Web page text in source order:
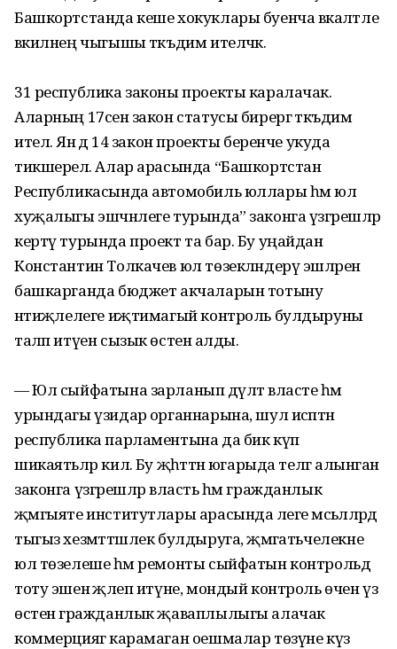
Башкортстанда кеше хокуклары буенча вәкаләтле
вәкилнең чыгышы тәкъдим ителәчәк.
31 республика законы проекты каралачак.
Аларның 17сенә закон статусы бирергә тәкъдим
ителә. Янә дә 14 закон проекты беренче укуда
тикшерелә. Алар арасында “Башкортстан
Республикасында автомобиль юллары һәм юл
хуҗалыгы эшчәнлеге турында” законга үзгәрешләр
кертү турында проект та бар. Бу уңайдан
Константин Толкачев юл төзекләндерү эшләрен
башкарганда бюджет акчаларын тотыну
нәтиҗәлелеге иҗтимагый контроль булдыруны
таләп итүен сызык өстенә алды.
— Юл сыйфатына зарланып дәүләт власте һәм
урындагы үзидарә органнарына, шул исәптән
республика парламентына да бик күп
шикаятьләр килә. Бу җәһәттән югарыда телгә алынган
законга үзгәрешләр власть һәм гражданлык
җәмгыяте институтлары арасында әлеге мәсьәләләрдә
тыгыз хезмәттәшлек булдыруга, җәмәгатьчелекне
юл төзелеше һәм ремонты сыйфатын контрольдә
тоту эшенә җәлеп итүне, мондый контроль өчен үз
өстенә гражданлык җаваплылыгы алачак
коммерциягә карамаган оешмалар төзүне күз